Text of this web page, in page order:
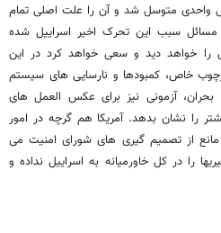
واحدی متوسل شد و آن را علت اصلی تمام
مسائل سبب این تحرک اخیر اسراییل شده
را خواهد دید و سعی خواهد کرد در این
خاص، کمبودها و نارسایی های سیستم
آزمونی نیز برای عکس العمل های
را نشان بدهد. آمریکا هم گرچه در امور
از تصمیم گیری های شورای امنیت می
را در کل خاورمیانه به اسراییل نداده و